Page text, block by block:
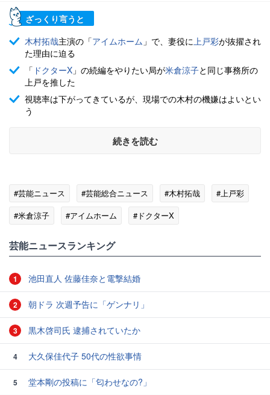
ざっくり言うと
木村拓哉主演の「アイムホーム 」で、妻役に上戸彩が抜擢され
た理由に迫る
「 ドクターX 」の続編をやりたい局が米倉涼子と同じ事務所の
上戸を推した
視聴率は下がってきているが、現場での木村の機嫌はよいとい
う
続きを読む
#芸能ニュース #芸能総合ニュース #木村拓哉
#上戸彩
#米倉涼子
#アイムホーム #ドクターX
芸能ニュースランキング
1 池田直人 佐藤佳奈と電撃結婚
2 朝ドラ 次週予告に「ゲンナリ」
3 黒木啓司氏 逮捕されていたか
4 大久保佳代子 50代の性欲事情
5
堂本剛の投稿に「匂わせなの?」